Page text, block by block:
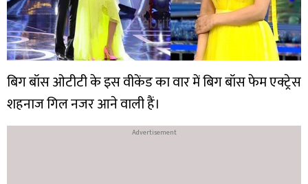
बिग बॉस ओटीटी के इस वीकेंड का वार में बिग बॉस फेम एक्ट्रेस
शहनाज गिल नजर आने वाली हैं।